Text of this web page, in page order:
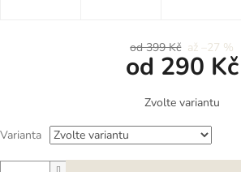
od 399 Kč až –27 %
od 290 Kč
Měrná
cena:
Zvolte variantu
Varianta